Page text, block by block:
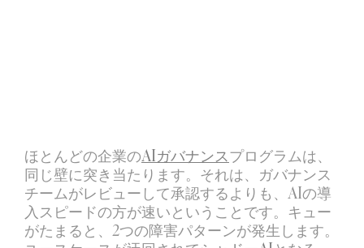
リアルタイムの異常検知とリスク検出
ほとんどの企業のAIガバナンスプログラムは、
同じ壁に突き当たります。それは、ガバナンス
チームがレビューして承認するよりも、AIの導
入スピードの方が速いということです。キュー
がたまると、2つの障害パターンが発生します。